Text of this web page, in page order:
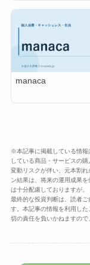
manaca
※本記事に掲載している情報
している商品・サービスの
変動リスクが伴い、元本割
ン結果は、将来の運用成果
は十分配慮しておりますが、
最終的な投資判断は、読者
す。本記事の情報を利用し
切の責任を負いかねますので